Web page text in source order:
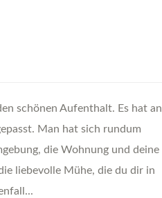
schönen Aufenthalt. Es hat an
Man hat sich rundum
die Wohnung und deine
liebevolle Mühe, die du dir in